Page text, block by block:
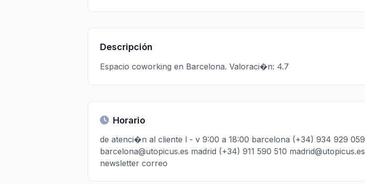
Descripción
Espacio coworking en Barcelona. Valoraci�n: 4.7
Horario
de atenci�n al cliente l - v 9:00 a 18:00 barcelona (+34) 934 929 059
barcelona@utopicus.es madrid (+34) 911 590 510 madrid@utopicus.es
newsletter correo